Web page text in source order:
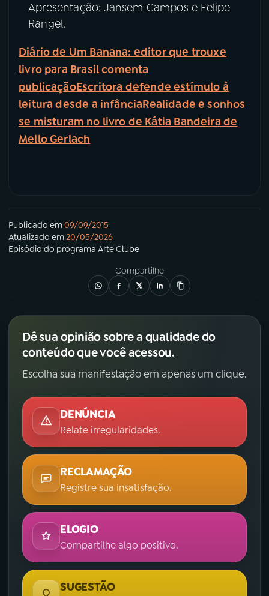
Apresentação: Jansem Campos e Felipe
Rangel.
Diário de Um Banana: editor que trouxe
livro para Brasil comenta
publicaçãoEscritora defende estímulo à
leitura desde a infânciaRealidade e sonhos
se misturam no livro de Kátia Bandeira de
Mello Gerlach
Publicado em09/09/2015
Atualizado em20/05/2026
Episódio do programa Arte Clube
Compartilhe
Dê sua opinião sobre a qualidade do
conteúdo que você acessou.
Escolha sua manifestação em apenas um clique.
DENÚNCIA
Relate irregularidades.
RECLAMAÇÃO
Registre sua insatisfação.
ELOGIO
Compartilhe algo positivo.
SUGESTÃO